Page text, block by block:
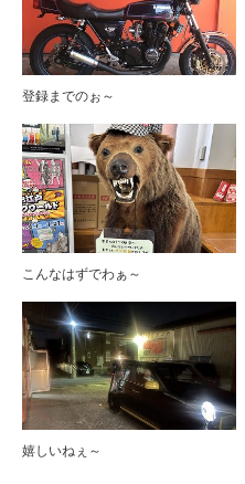
登録までのぉ～
こんなはずでわぁ～
嬉しいねぇ～